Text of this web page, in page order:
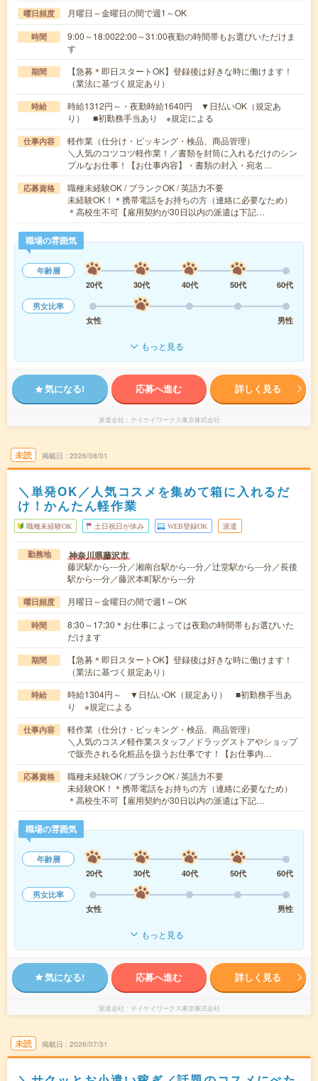
曜日頻度 月曜日～金曜日の間で週1～OK
時間
9:00～18:0022:00～31:00夜勤の時間帯もお選びいただけま
す
期間
【急募＊即日スタートOK】登録後は好きな時に働けます！
（業法に基づく規定あり）
時給
時給1312円～・夜勤時給1640円 ▼日払いOK（規定あ
り） ■初勤務手当あり ※規定による
仕事内容
軽作業（仕分け・ピッキング・検品、商品管理）
＼人気のコツコツ軽作業！／書類を封筒に入れるだけのシン
プルなお仕事！【お仕事内容】・書類の封入・宛名…
応募資格
職種未経験OK / ブランクOK / 英語力不要
未経験OK！＊携帯電話をお持ちの方（連絡に必要なため）
＊高校生不可【雇用契約が30日以内の派遣は下記…
職場の雰囲気
年齢層
20代
30代 40代 50代
60代
男女比率
女性
男性
もっと見る
気になる! 応募へ進む 詳しく見る
派遣会社 テイケイワークス東京株式会社
未読 掲載日 2026/08/01
＼単発OK／人気コスメを集めて箱に入れるだ
け！かんたん軽作業
職種未経験OK 土日祝日が休み WEB登録OK 派遣
勤務地 神奈川県藤沢市
藤沢駅から---分／湘南台駅から---分／辻堂駅から---分／長後
駅から---分／藤沢本町駅から---分
曜日頻度 月曜日～金曜日の間で週1～OK
時間
8:30～17:30＊お仕事によっては夜勤の時間帯もお選びいた
だけます
期間
【急募＊即日スタートOK】登録後は好きな時に働けます！
（業法に基づく規定あり）
時給
時給1304円～ ▼日払いOK（規定あり） ■初勤務手当あ
り ※規定による
仕事内容
軽作業（仕分け・ピッキング・検品、商品管理）
＼人気のコスメ軽作業スタッフ／ドラッグストアやショップ
で販売される化粧品を扱うお仕事です！【お仕事内…
応募資格
職種未経験OK / ブランクOK / 英語力不要
未経験OK！＊携帯電話をお持ちの方（連絡に必要なため）
＊高校生不可【雇用契約が30日以内の派遣は下記…
職場の雰囲気
年齢層
20代
30代 40代 50代
60代
男女比率
女性
男性
もっと見る
気になる! 応募へ進む 詳しく見る
派遣会社 テイケイワークス東京株式会社
未読 掲載日 2026/07/31